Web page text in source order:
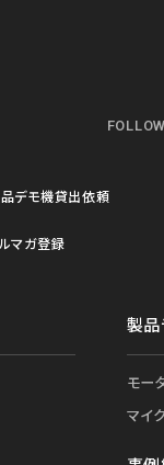
デモ機貸出依頼
マガ登録
製品
モー
マイ